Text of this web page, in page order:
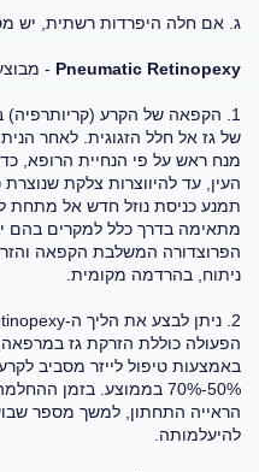
ג. אם חלה היפרדות רשתית, יש
Pneumatic Retinopexy
-
1. הקפאה של הקרע (קריותרפיה)
של גז אל חלל הזגוגית. לאחר
מנח ראש על פי הנחיית הרופא,
העין, עד להיווצרות צלקת
תמנע כניסת נוזל חדש אל מתחת
מתאימה בדרך כלל למקרים בהם
הפרוצדורה המשלבת הקפאה
ניתוח, בהרדמה מקומית.
הפעולה כוללת הזרקת גז
באמצעות טיפול לייזר מסביב
50%-70% בממוצע. בזמן
הראייה התחתון, למשך מספר
להיעלמותה.